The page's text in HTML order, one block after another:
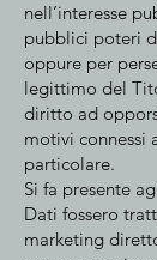
nell’interesse
pubblici poteri
oppure per
legittimo del
diritto ad
motivi connessi
particolare.
Si fa presente
Dati fossero
marketing